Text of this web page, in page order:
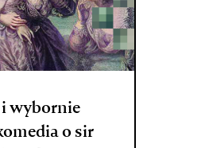
i wybornie
o sir